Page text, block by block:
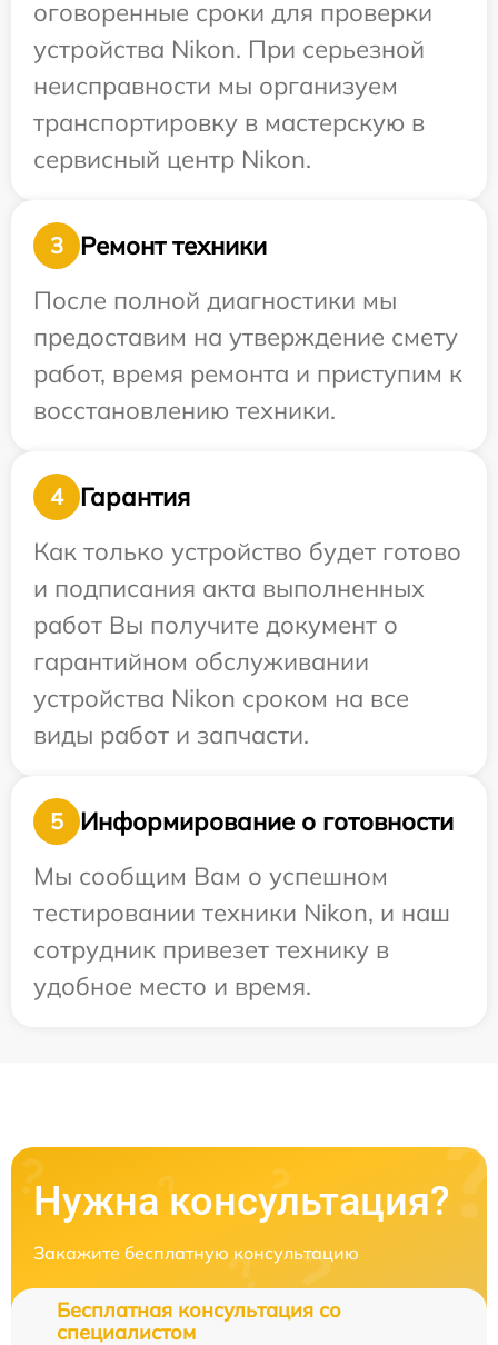
оговоренные сроки для проверки
устройства Nikon. При серьезной
неисправности мы организуем
транспортировку в мастерскую в
сервисный центр Nikon.
3
Ремонт техники
После полной диагностики мы
предоставим на утверждение смету
работ, время ремонта и приступим к
восстановлению техники.
4
Гарантия
Как только устройство будет готово
и подписания акта выполненных
работ Вы получите документ о
гарантийном обслуживании
устройства Nikon сроком на все
виды работ и запчасти.
5
Информирование о готовности
Мы сообщим Вам о успешном
тестировании техники Nikon, и наш
сотрудник привезет технику в
удобное место и время.
Нужна консультация?
Закажите бесплатную консультацию
Бесплатная консультация со
специалистом